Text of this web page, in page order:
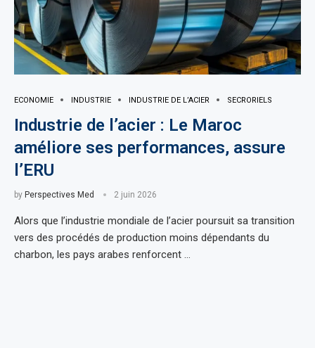
ECONOMIE INDUSTRIE INDUSTRIE DE L’ACIER SECRORIELS
Industrie de l’acier : Le Maroc
améliore ses performances, assure
l’ERU
by Perspectives Med 2 juin 2026
Alors que l’industrie mondiale de l’acier poursuit sa transition
vers des procédés de production moins dépendants du
charbon, les pays arabes renforcent …